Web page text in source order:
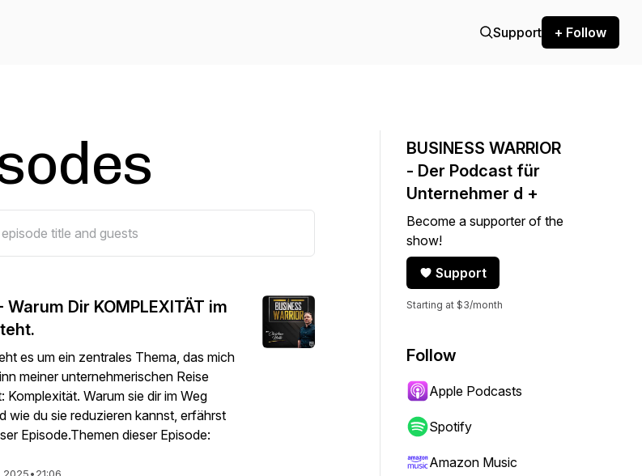
Support + Follow
Dir KOMPLEXITÄT im
es um ein zentrales Thema, das mich
meiner unternehmerischen Reise
Komplexität. Warum sie dir im Weg
wie du sie reduzieren kannst, erfährst
Episode.Themen dieser Episode:
BUSINESS WARRIOR
- Der Podcast für
Unternehmer d +
Become a supporter of the
show!
Support
Starting at $3/month
Follow
Apple Podcasts
Spotify
Amazon Music